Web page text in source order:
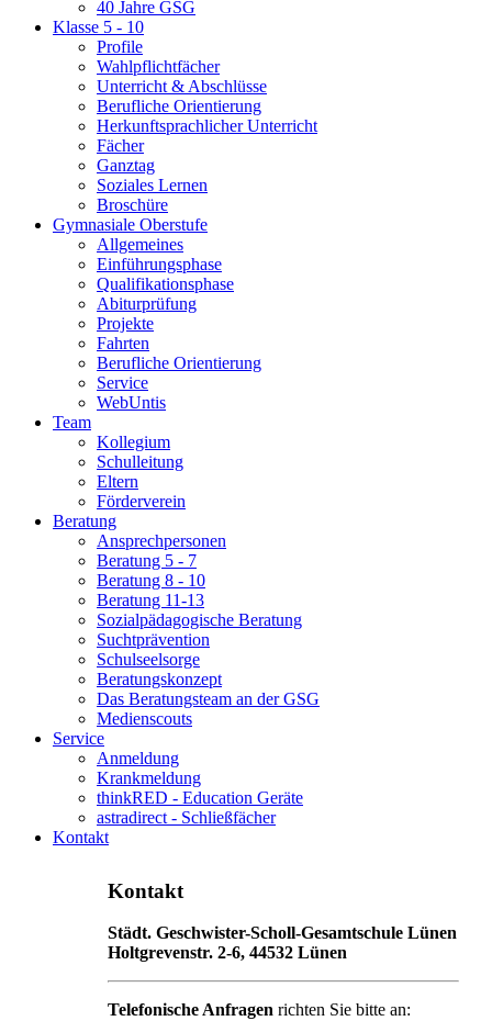
40 Jahre GSG
Klasse 5 - 10
Profile
Wahlpflichtfächer
Unterricht & Abschlüsse
Berufliche Orientierung
Herkunftsprachlicher Unterricht
Fächer
Ganztag
Soziales Lernen
Broschüre
Gymnasiale Oberstufe
Allgemeines
Einführungsphase
Qualifikationsphase
Abiturprüfung
Projekte
Fahrten
Berufliche Orientierung
Service
WebUntis
Team
Kollegium
Schulleitung
Eltern
Förderverein
Beratung
Ansprechpersonen
Beratung 5 - 7
Beratung 8 - 10
Beratung 11-13
Sozialpädagogische Beratung
Suchtprävention
Schulseelsorge
Beratungskonzept
Das Beratungsteam an der GSG
Medienscouts
Service
Anmeldung
Krankmeldung
thinkRED - Education Geräte
astradirect - Schließfächer
Kontakt
Kontakt
Städt. Geschwister-Scholl-Gesamtschule Lünen
Holtgrevenstr. 2-6, 44532 Lünen
Telefonische Anfragen richten Sie bitte an: